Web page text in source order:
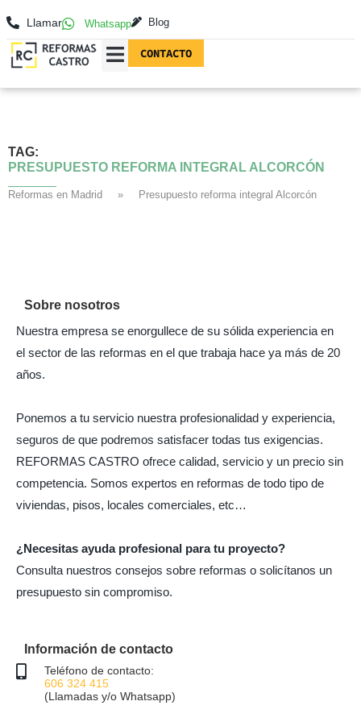
CONTACTO
Llamar Whatsapp Blog
TAG:
PRESUPUESTO REFORMA INTEGRAL ALCORCÓN
Reformas en Madrid » Presupuesto reforma integral Alcorcón
Sobre nosotros
Nuestra empresa se enorgullece de su sólida experiencia en
el sector de las reformas en el que trabaja hace ya más de 20
años.
Ponemos a tu servicio nuestra profesionalidad y experiencia,
seguros de que podremos satisfacer todas tus exigencias.
REFORMAS CASTRO ofrece calidad, servicio y un precio sin
competencia. Somos expertos en reformas de todo tipo de
viviendas, pisos, locales comerciales, etc…
¿Necesitas ayuda profesional para tu proyecto?
Consulta nuestros consejos sobre reformas o solicítanos un
presupuesto sin compromiso.
Información de contacto
Teléfono de contacto:
606 324 415
(Llamadas y/o Whatsapp)